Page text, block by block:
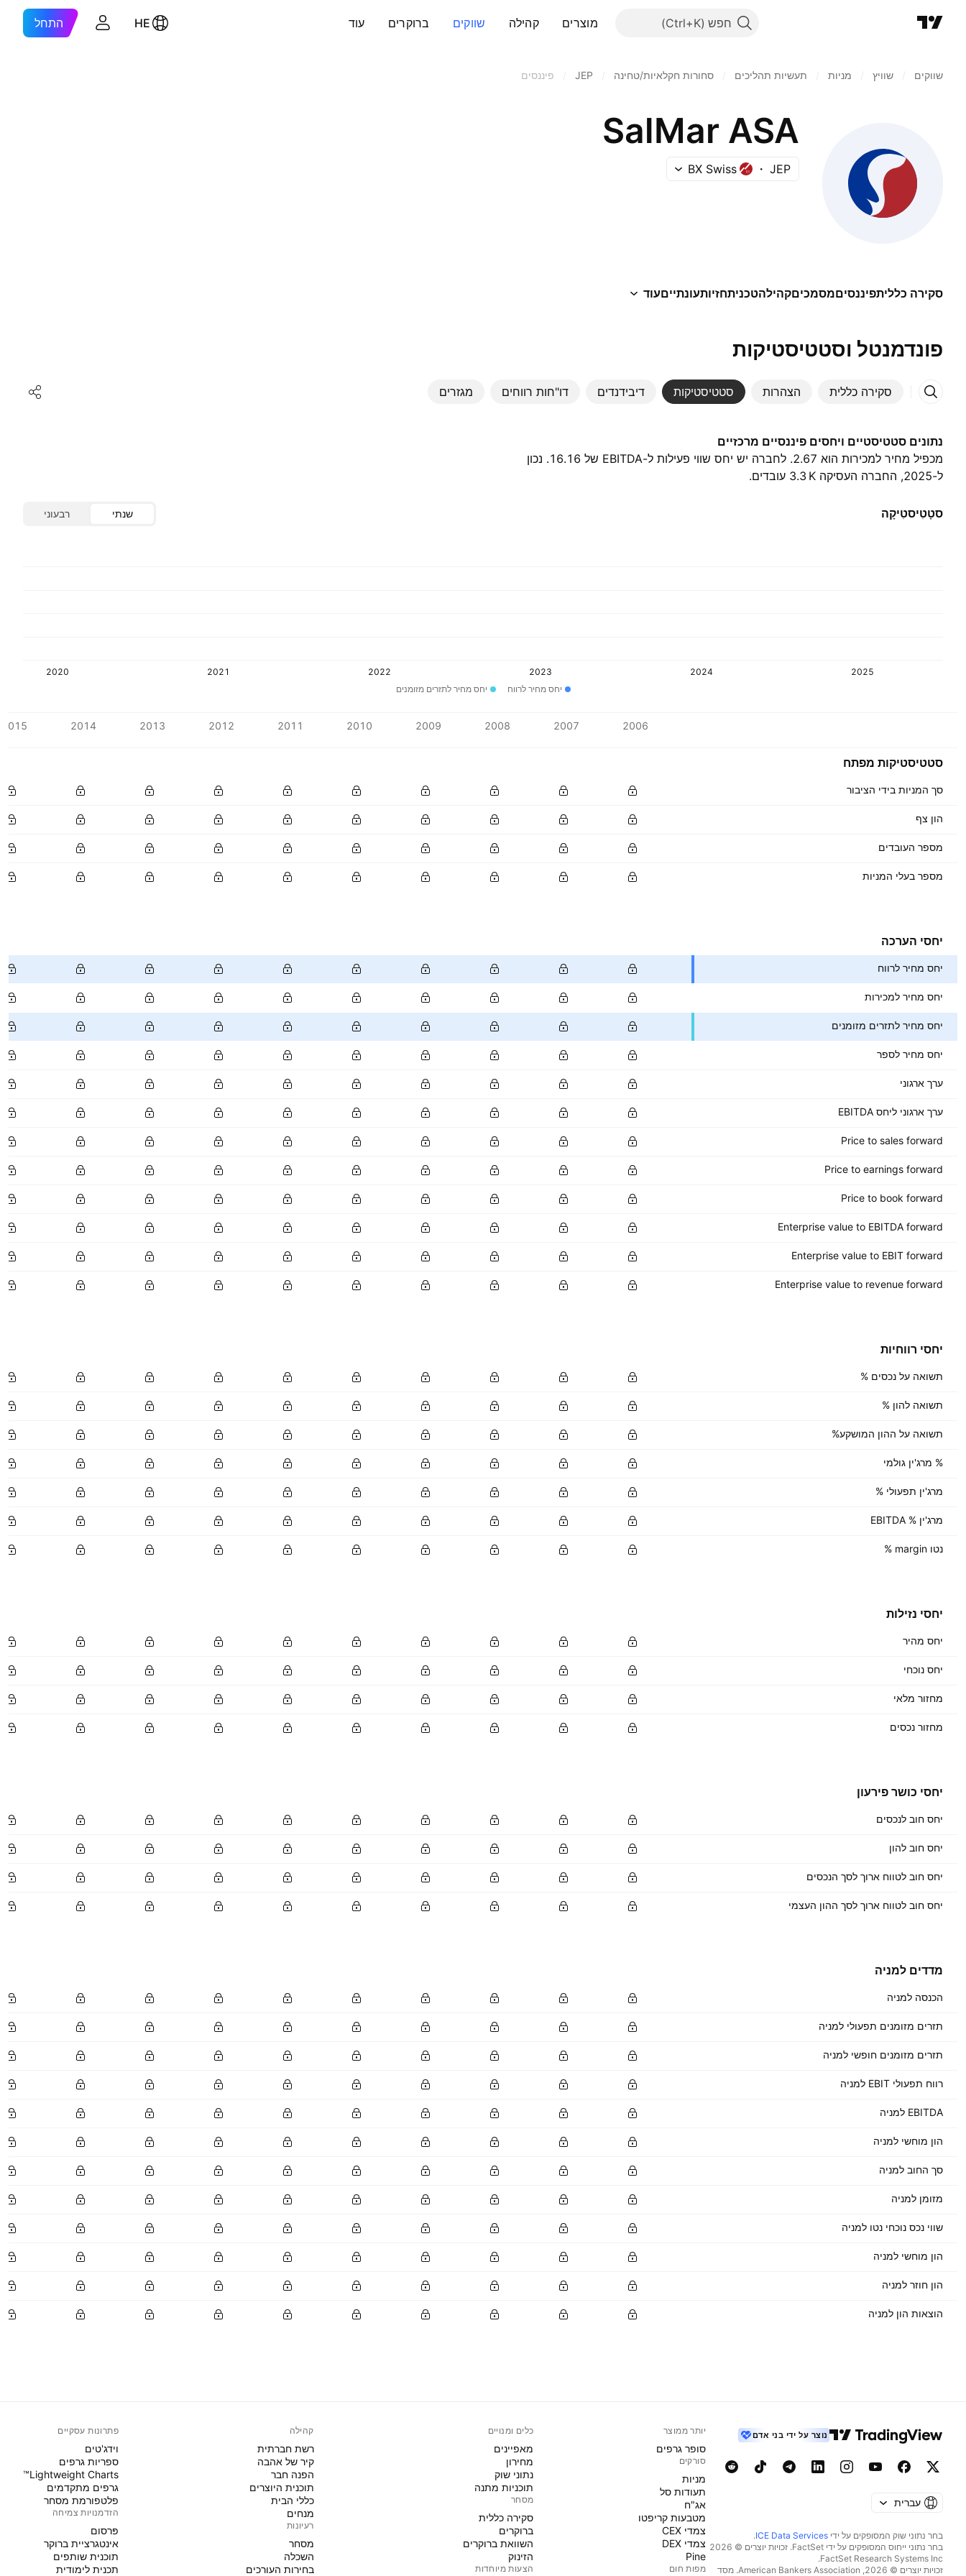
חפש מוצרים קהילה שווקים ברוקרים עוד HE התחל
שווקים שוויץ מניות‏ תעשיות תהליכים סחורות חקלאיות/טחינה JEP פיננסים
SalMar ASA
JEP
BX Swiss
סקירה כלליתפיננסיםמסמכיםקהילהטכניתחזיותעונתייםעוד
פונדמנטל וסטטיסטיקות
סקירה כללית הצהרות סטטיסטיקות דיבידנדים דו"חות רווחים מגזרים
נתונים סטטיסטיים ויחסים פיננסיים מרכזיים
מכפיל מחיר למכירות הוא 2.67. לחברה יש יחס שווי פעילות ל-EBITDA של 16.16. נכון
ל-2025, החברה העסיקה ‪3.3 K‬ עובדים.
סטָטִיסטִיקָה שנתי רבעוני
2020 2021 2022 2023 2024
2025
יחס מחיר לרווח
יחס מחיר לתזרים מזומנים
2006
2007
2008
2009
2010
2011
2012
2013
2014
2015
סטטיסטיקות מפתח
סך המניות בידי הציבור
הון צף
מספר העובדים
מספר בעלי המניות
יחסי הערכה
יחס מחיר לרווח
יחס מחיר למכירות
יחס מחיר לתזרים מזומנים
יחס מחיר לספר
ערך ארגוני
ערך ארגוני ליחס EBITDA
Price to sales forward
Price to earnings forward
Price to book forward
Enterprise value to EBITDA forward
Enterprise value to EBIT forward
Enterprise value to revenue forward
יחסי רווחיות
תשואה על נכסים %
תשואה להון %
תשואה על ההון המושקע%
% מרג'ין גולמי
מרג'ין תפעולי %
מרג'ין % EBITDA
נטו margin %
יחסי נזילות
יחס מהיר
יחס נוכחי
מחזור מלאי
מחזור נכסים
יחסי כושר פירעון
יחס חוב לנכסים
יחס חוב להון
יחס חוב לטווח ארוך לסך הנכסים
יחס חוב לטווח ארוך לסך ההון העצמי
מדדים למניה
הכנסה למניה
תזרים מזומנים תפעולי למניה
תזרים מזומנים חופשי למניה
רווח תפעולי EBIT למניה
EBITDA למניה
הון מוחשי למניה
סך החוב למניה
מזומן למניה
שווי נכס נוכחי נטו למניה
הון מוחשי למניה
הון חוזר למניה
הוצאות הון למניה
נוצר על ידי בני אדם
עברית
בחר נתוני שוק המסופקים על ידי ICE Data Services
.
בחר נתוני ייחוס המסופקים על ידי FactSet. זכויות יוצרים © 2026
זכויות יוצרים © 2026, ‏American Bankers Association. מסד
יותר ממוצר
סופר גרפים
סורקים
מניות‏
תעודות סל
אג"ח
מטבעות קריפטו
צמדי CEX
צמדי DEX
Pine
מפות חום
כלים ומנויים
מאפיינים
מחירון
נתוני שוק
תוכניות מתנה
מסחר
סקירה כללית
ברוקרים
השוואת ברוקרים
הזינוק
הצעות מיוחדות
קהילה
רשת חברתית
קיר של אהבה
הפנה חבר
תוכנית היוצרים
כללי הבית
מנחים
רעיונות
מסחר
השכלה
בחירות העורכים
פתרונות עסקיים
וידג'טים
ספריות גרפים
Lightweight Charts™
גרפים מתקדמים
פלטפורמת מסחר
הזדמנויות צמיחה
פּרסום
אינטגרציית ברוקר
תוכנית שותפים
תכנית לימודית